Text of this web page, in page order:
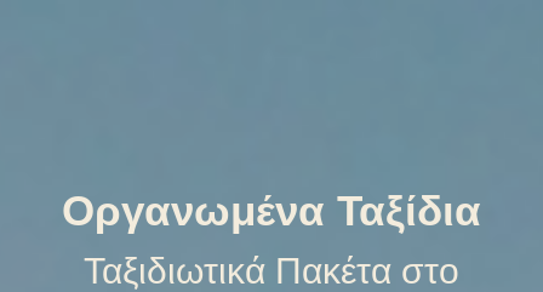
Οργανωμένα Ταξίδια
Ταξιδιωτικά Πακέτα στο